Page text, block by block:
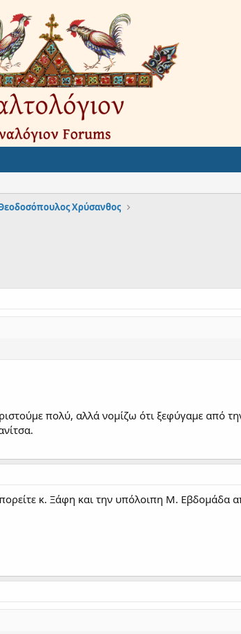
Χρύσανθος
πολύ, αλλά νομίζω ότι ξεφύγαμε από
κ. Ξάφη και την υπόλοιπη Μ. Εβδομάδα